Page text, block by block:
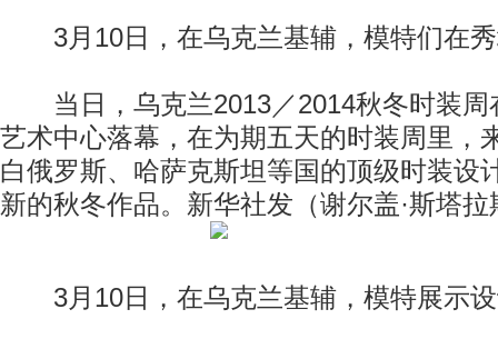
3月10日，在乌克兰基辅，模特们在秀
当日，乌克兰2013／2014秋冬时装周
艺术中心落幕，在为期五天的时装周里，
白俄罗斯、哈萨克斯坦等国的顶级时装设
新的秋冬作品。新华社发（谢尔盖·斯塔
3月10日，在乌克兰基辅，模特展示设